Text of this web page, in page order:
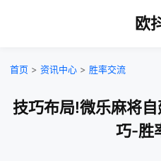
欧
首页 > 资讯中心 > 胜率交流
技巧布局!微乐麻将
巧-胜